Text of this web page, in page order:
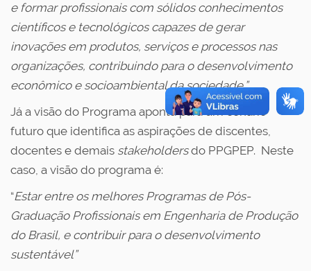
e formar profissionais com sólidos conhecimentos
científicos e tecnológicos capazes de gerar
inovações em produtos, serviços e processos nas
organizações, contribuindo para o desenvolvimento
econômico e socioambiental da sociedade.”
Já a visão do Programa aponta para um cenário
futuro que identifica as aspirações de discentes,
docentes e demais stakeholdersdo PPGPEP. Neste
caso, a visão do programa é:
“Estar entre os melhores Programas de Pós-
Graduação Profissionais em Engenharia de Produção
do Brasil, e contribuir para o desenvolvimento
sustentável”